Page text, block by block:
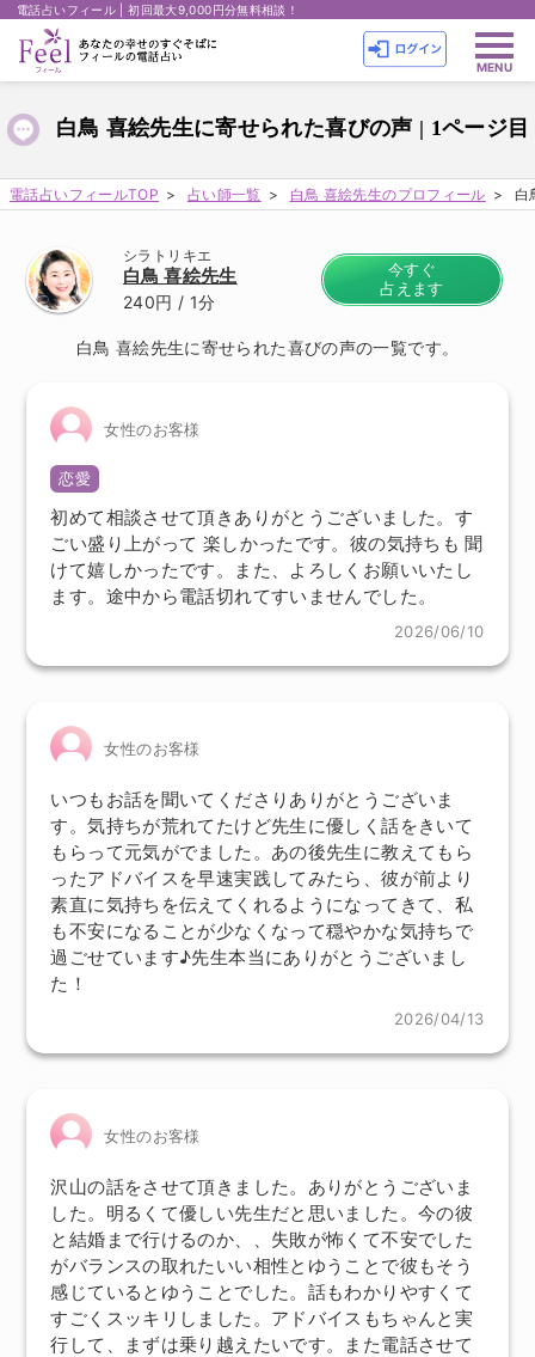
電話占いフィール | 初回最大9,000円分無料相談！
白鳥 喜絵先生に寄せられた喜びの声 | 1ページ目
電話占いフィールTOP 占い師一覧 白鳥 喜絵先生のプロフィール 白
シラトリキエ
白鳥 喜絵先生
240円 / 1分
今すぐ
占えます
白鳥 喜絵先生に寄せられた喜びの声の一覧です。
女性のお客様
恋愛
初めて相談させて頂きありがとうございました。す
ごい盛り上がって 楽しかったです。彼の気持ちも 聞
けて嬉しかったです。また、よろしくお願いいたし
ます。途中から電話切れてすいませんでした。
2026/06/10
女性のお客様
いつもお話を聞いてくださりありがとうございま
す。気持ちが荒れてたけど先生に優しく話をきいて
もらって元気がでました。あの後先生に教えてもら
ったアドバイスを早速実践してみたら、彼が前より
素直に気持ちを伝えてくれるようになってきて、私
も不安になることが少なくなって穏やかな気持ちで
過ごせています♪先生本当にありがとうございまし
た！
2026/04/13
女性のお客様
沢山の話をさせて頂きました。ありがとうございま
した。明るくて優しい先生だと思いました。今の彼
と結婚まで行けるのか、、失敗が怖くて不安でした
がバランスの取れたいい相性とゆうことで彼もそう
感じているとゆうことでした。話もわかりやすくて
すごくスッキリしました。アドバイスもちゃんと実
行して、まずは乗り越えたいです。また電話させて